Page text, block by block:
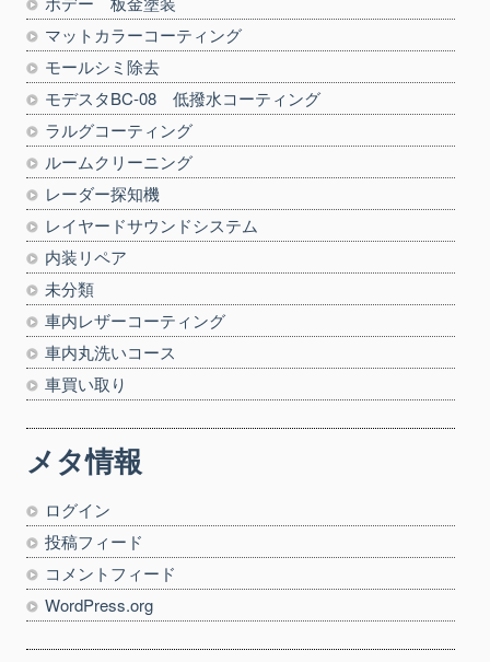
マットカラーコーティング
モールシミ除去
モデスタBC-08 低撥水コーティング
ラルグコーティング
ルームクリーニング
レーダー探知機
レイヤードサウンドシステム
内装リペア
未分類
車内レザーコーティング
車内丸洗いコース
車買い取り
メタ情報
ログイン
投稿フィード
コメントフィード
WordPress.org